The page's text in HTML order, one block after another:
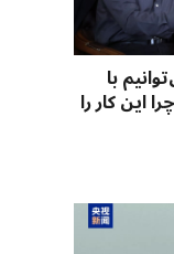
با
این کار را